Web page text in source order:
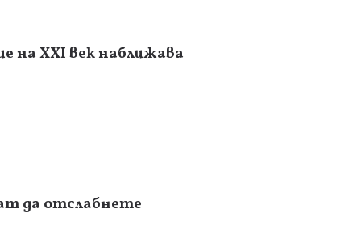
на XXI век наближава
да отслабнете